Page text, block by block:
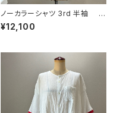
ノーカラーシャツ 3rd 半袖 黒
×黒
¥12,100